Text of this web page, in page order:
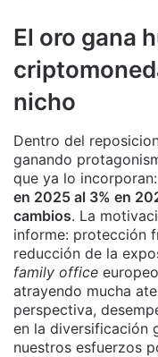
El oro gana
nicho
Dentro del
ganando
que ya lo incorporan:
en 2025 al 3% en
cambios. La
informe: protección
reducción de la
family office
atrayendo mucha
perspectiva,
en la diversificación
nuestros esfuerzos